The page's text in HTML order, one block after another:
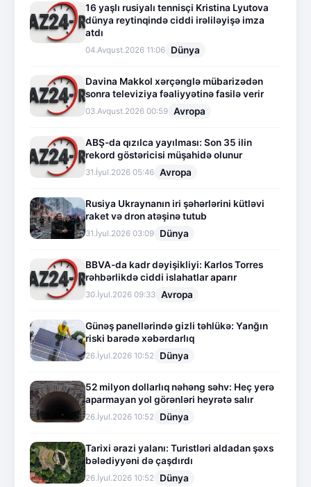
16 yaşlı rusiyalı tennisçi Kristina Lyutova
dünya reytinqində ciddi irəliləyişə imza
atdı
04.Avqust.2026 11:06 Dünya
Davina Makkol xərçənglə mübarizədən
sonra televiziya fəaliyyətinə fasilə verir
03.Avqust.2026 00:59 Avropa
ABŞ-da qızılca yayılması: Son 35 ilin
rekord göstəricisi müşahidə olunur
31.İyul.2026 05:46 Avropa
Rusiya Ukraynanın iri şəhərlərini kütləvi
raket və dron atəşinə tutub
31.İyul.2026 03:09 Dünya
BBVA-da kadr dəyişikliyi: Karlos Torres
rəhbərlikdə ciddi islahatlar aparır
30.İyul.2026 09:33 Avropa
Günəş panellərində gizli təhlükə: Yanğın
riski barədə xəbərdarlıq
26.İyul.2026 10:52 Dünya
52 milyon dollarlıq nəhəng səhv: Heç yerə
aparmayan yol görənləri heyrətə salır
26.İyul.2026 10:52 Dünya
Tarixi ərazi yalanı: Turistləri aldadan şəxs
bələdiyyəni də çaşdırdı
26.İyul.2026 10:52 Dünya